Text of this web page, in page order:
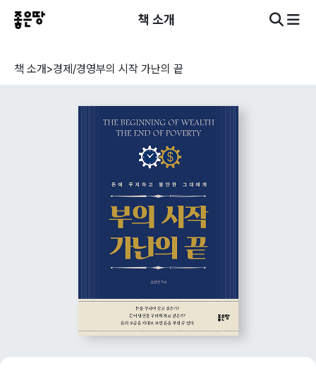
책 소개
책 소개>경제/경영부의 시작 가난의 끝